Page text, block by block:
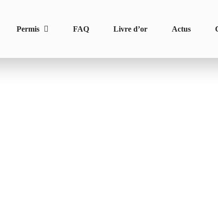
Permis FAQ Livre d’or Actus